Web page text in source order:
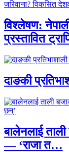
विश्लेषण:
प्रस्तावित
दाङकी
बालेनलाई
— ‘राजा त…